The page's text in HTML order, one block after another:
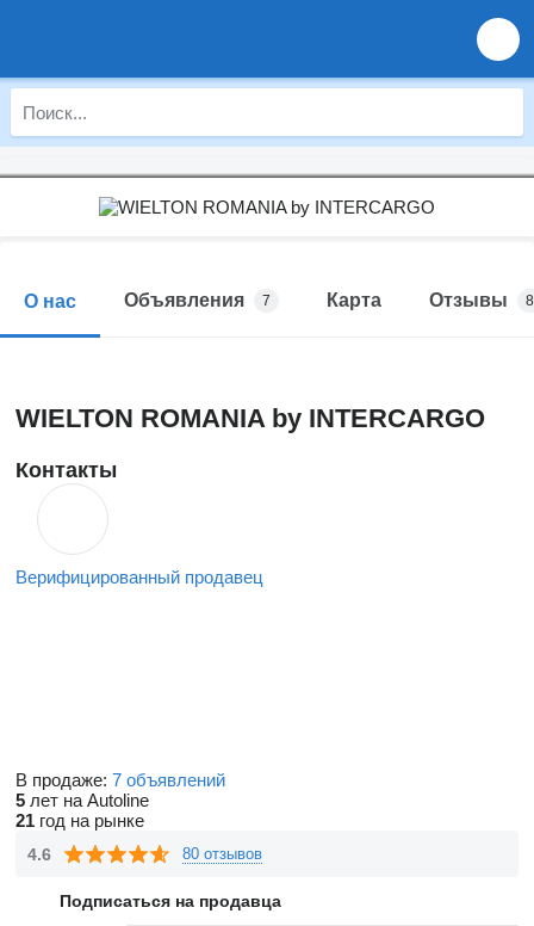
О нас Объявления 7 Карта Отзывы
WIELTON ROMANIA by INTERCARGO
Контакты
Верифицированный продавец
В продаже: 7 объявлений
5 лет на Autoline
21 год на рынке
4.6 80 отзывов
Подписаться на продавца